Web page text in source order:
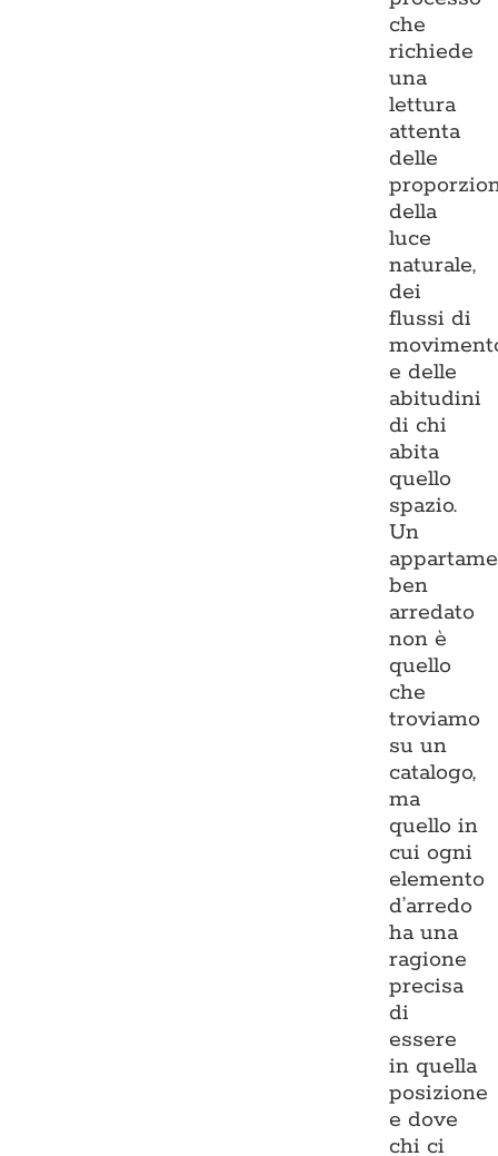
che
richiede
una
lettura
attenta
delle
della
luce
naturale,
dei
flussi di
e delle
abitudini
di chi
abita
quello
spazio.
Un
ben
arredato
non è
quello
che
troviamo
su un
catalogo,
ma
quello in
cui ogni
elemento
d’arredo
ha una
ragione
precisa
di
essere
in quella
posizione
e dove
chi ci